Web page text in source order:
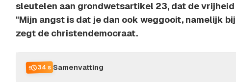
sleutelen aan grondwetsartikel 23, dat de
"Mijn angst is dat je dan ook weggooit, namelijk
zegt de christendemocraat.
34 s Samenvatting